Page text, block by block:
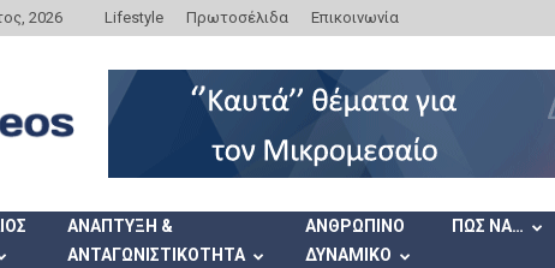
2026 Lifestyle Πρωτοσέλιδα Επικοινωνία
ΑΝΑΠΤΥΞΗ &
ΑΝΤΑΓΩΝΙΣΤΙΚΟΤΗΤΑ
ΑΝΘΡΩΠΙΝΟ
ΔΥΝΑΜΙΚΟ
ΠΩΣ ΝΑ…